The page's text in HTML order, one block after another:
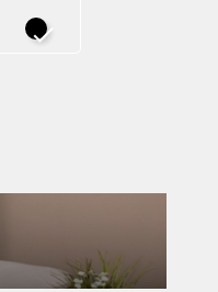
Preto